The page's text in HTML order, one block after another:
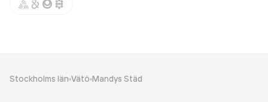
Stockholms län Vätö Mandys Städ